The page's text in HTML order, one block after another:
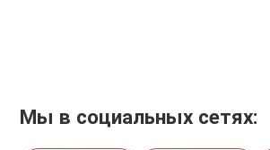
Мы в социальных сетях: